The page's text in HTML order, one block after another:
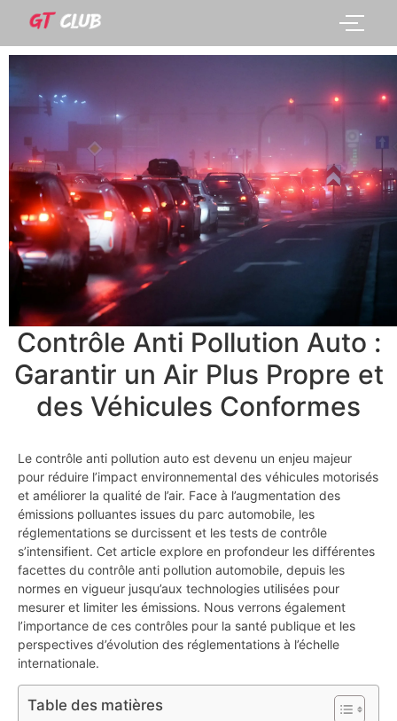
Contrôle Anti Pollution Auto :
Garantir un Air Plus Propre et
des Véhicules Conformes
Le contrôle anti pollution auto est devenu un enjeu majeur
pour réduire l’impact environnemental des véhicules motorisés
et améliorer la qualité de l’air. Face à l’augmentation des
émissions polluantes issues du parc automobile, les
réglementations se durcissent et les tests de contrôle
s’intensifient. Cet article explore en profondeur les différentes
facettes du contrôle anti pollution automobile, depuis les
normes en vigueur jusqu’aux technologies utilisées pour
mesurer et limiter les émissions. Nous verrons également
l’importance de ces contrôles pour la santé publique et les
perspectives d’évolution des réglementations à l’échelle
internationale.
Table des matières